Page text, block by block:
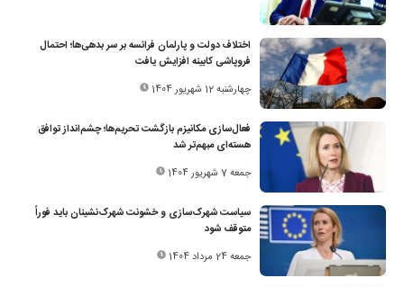
اختلاف دولت و پارلمان فرانسه بر سر بدهی‌ها؛ احتمال
فروپاشی کابینه افزایش یافت
چهارشنبه 12 شهریور 1404
فعال‌سازی مکانیزم بازگشت تحریم‌ها؛ چشم‌انداز توافق
هسته‌ای مبهم‌تر شد
جمعه 7 شهریور 1404
سیاست شهرک‌سازی و خشونت شهرک‌نشینان باید فوراً
متوقف شود
جمعه 24 مرداد 1404